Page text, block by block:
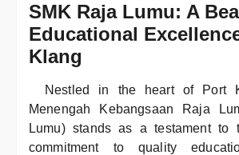
SMK Raja Lumu: A
Educational
Klang
Nestled in the heart of Port
Menengah Kebangsaan Raja
Lumu) stands as a testament to
commitment to quality